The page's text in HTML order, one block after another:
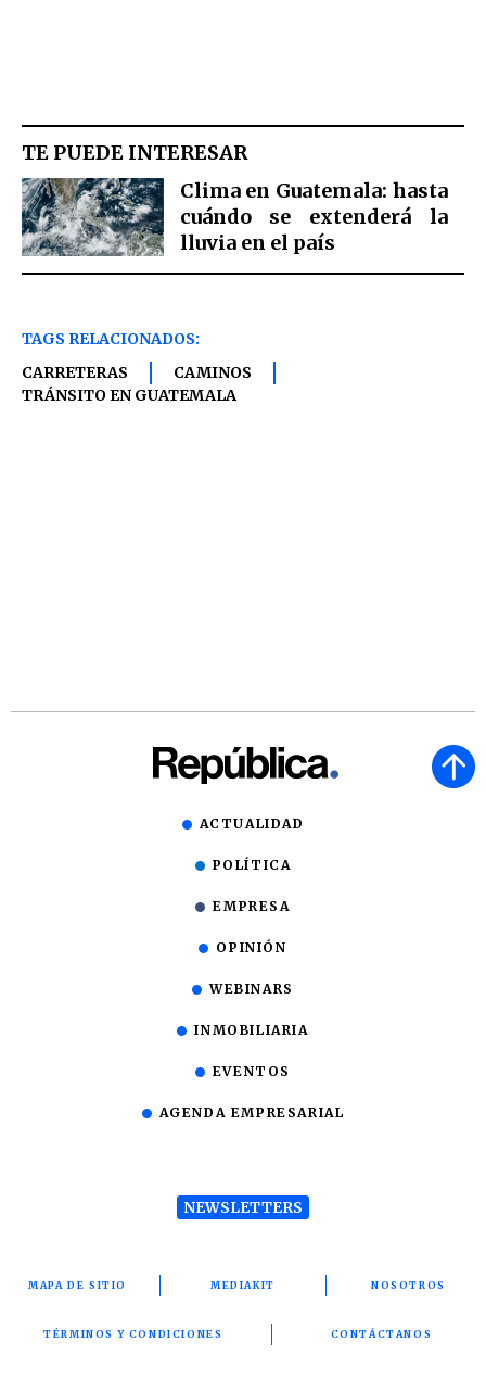
TE PUEDE INTERESAR
Clima en Guatemala: hasta
cuándo se extenderá la
lluvia en el país
TAGS RELACIONADOS:
CARRETERAS
CAMINOS
TRÁNSITO EN GUATEMALA
ACTUALIDAD
POLÍTICA
EMPRESA
OPINIÓN
WEBINARS
INMOBILIARIA
EVENTOS
AGENDA EMPRESARIAL
NEWSLETTERS
MAPA DE SITIO MEDIAKIT NOSOTROS
TÉRMINOS Y CONDICIONES CONTÁCTANOS